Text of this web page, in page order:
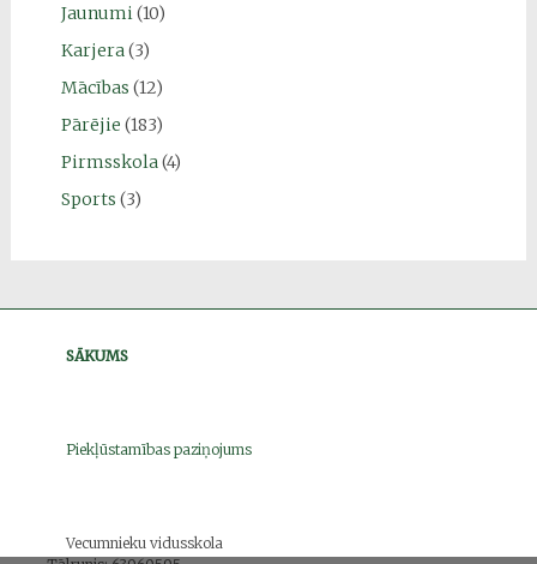
Jaunumi(10)
Karjera(3)
Mācības (12)
Pārējie (183)
Pirmsskola(4)
Sports (3)
SĀKUMS
Piekļūstamības paziņojums
Vecumnieku vidusskola